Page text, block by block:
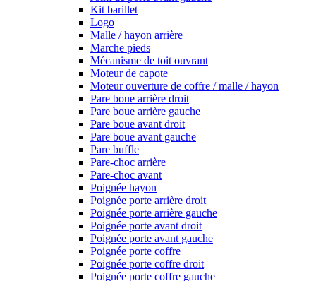
Kit barillet
Logo
Malle / hayon arrière
Marche pieds
Mécanisme de toit ouvrant
Moteur de capote
Moteur ouverture de coffre / malle / hayon
Pare boue arrière droit
Pare boue arrière gauche
Pare boue avant droit
Pare boue avant gauche
Pare buffle
Pare-choc arrière
Pare-choc avant
Poignée hayon
Poignée porte arrière droit
Poignée porte arrière gauche
Poignée porte avant droit
Poignée porte avant gauche
Poignée porte coffre
Poignée porte coffre droit
Poignée porte coffre gauche